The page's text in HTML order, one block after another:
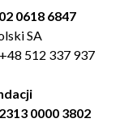
0618 6847
SA
512 337 937
0000 3802